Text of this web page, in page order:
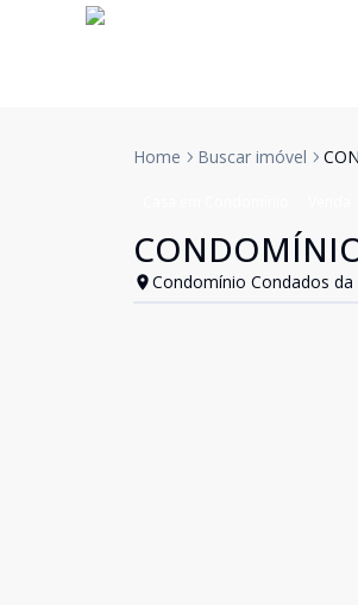
Home Buscar imóvel
Condomínio Condados